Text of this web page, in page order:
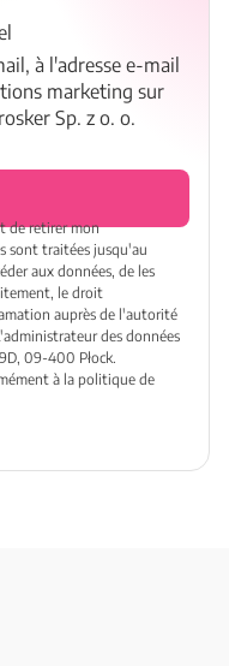
à l'adresse e-mail
marketing sur
Sp. z o. o.
de retirer mon
sont traitées jusqu'au
aux données, de les
le droit
auprès de l'autorité
des données
09-400 Płock.
à la politique de